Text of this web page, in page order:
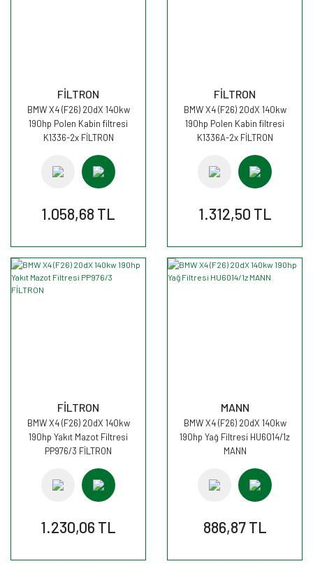
FİLTRON
BMW X4 (F26) 20dX 140kw
190hp Polen Kabin filtresi
K1336-2x FİLTRON
1.058,68 TL
FİLTRON
BMW X4 (F26) 20dX 140kw
190hp Polen Kabin filtresi
K1336A-2x FİLTRON
1.312,50 TL
FİLTRON
BMW X4 (F26) 20dX 140kw
190hp Yakıt Mazot Filtresi
PP976/3 FİLTRON
1.230,06 TL
MANN
BMW X4 (F26) 20dX 140kw
190hp Yağ Filtresi HU6014/1z
MANN
886,87 TL